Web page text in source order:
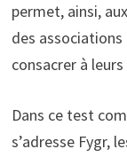
permet, ainsi,
des
consacrer à
Dans ce test
s’adresse Fygr,